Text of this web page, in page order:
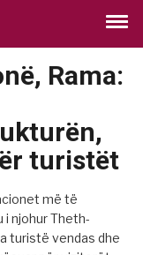
Rama:
turistët
më të
i njohur Theth-
turistë vendas dhe